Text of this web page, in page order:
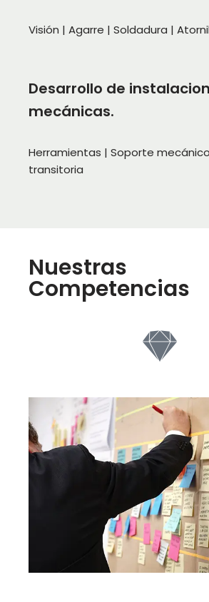
Visión | Agarre | Soldadura |
Desarrollo de
mecánicas.
Herramientas | Soporte
transitoria
Nuestras
Competencias